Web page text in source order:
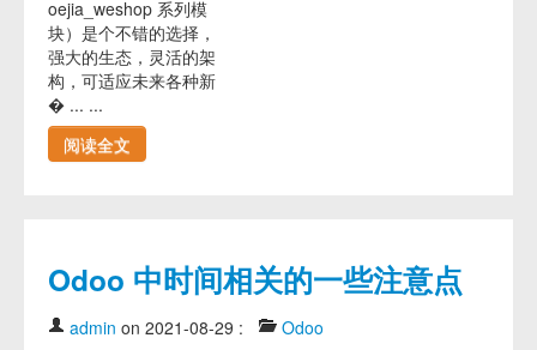
oejia_weshop 系列模
块）是个不错的选择，
强大的生态，灵活的架
构，可适应未来各种新
� ... ...
阅读全文
Odoo 中时间相关的一些注意点
admin on 2021-08-29 :
Odoo